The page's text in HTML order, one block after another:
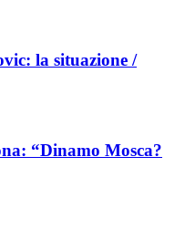
la situazione /
“Dinamo Mosca?